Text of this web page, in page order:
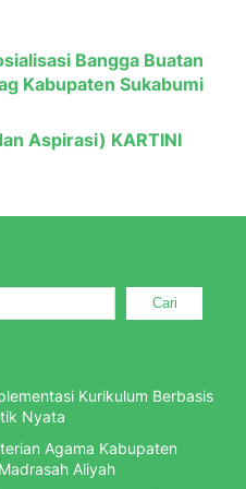
Bangga Buatan
Kabupaten Sukabumi
Aspirasi) KARTINI
Cari
Kurikulum Berbasis
Nyata
Agama Kabupaten
Aliyah